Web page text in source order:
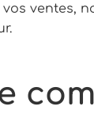
ventes,